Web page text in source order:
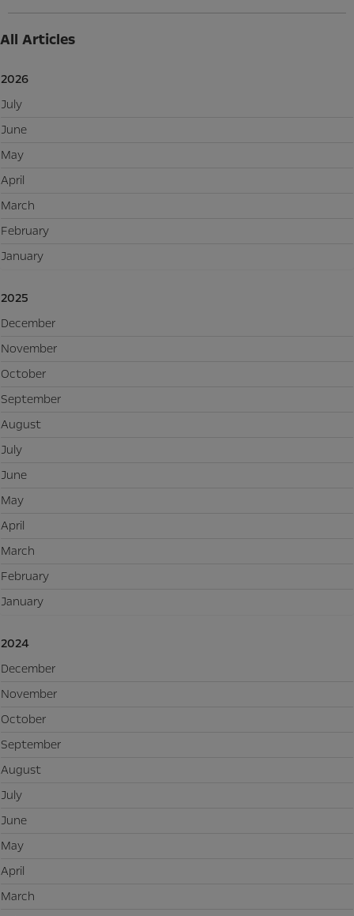
All Articles
2026
July
June
May
April
March
February
January
2025
December
November
October
September
August
July
June
May
April
March
February
January
2024
December
November
October
September
August
July
June
May
April
March